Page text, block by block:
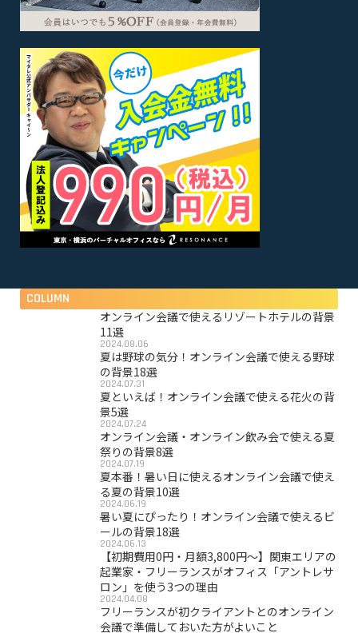
COLUMN
オンライン会議で使えるリゾートホテルの背景
11選
2024.08.06
夏は野球の気分！オンライン会議で使える野球
の背景18選
2024.07.31
夏といえば！オンライン会議で使える花火の背
景5選
2024.07.24
オンライン会議・オンライン飲み会で使える夏
祭りの背景8選
2024.07.19
夏本番！暑い日に使えるオンライン会議で使え
る夏の背景10選
2024.06.19
暑い夏にぴったり！オンライン会議で使えるビ
ールの背景18選
2024.06.13
【初期費用0円・月額3,800円〜】関東エリアの
起業家・フリーランスがオフィス「アントレサ
ロン」を使う3つの理由
2024.04.08
フリーランスが初クライアントとのオンライン
会議で準備しておいた方がよいこと